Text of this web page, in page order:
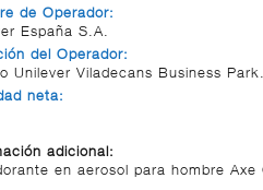
de Operador:
España S.A.
del Operador:
Unilever Viladecans Business
neta:
adicional:
en aerosol para hombre